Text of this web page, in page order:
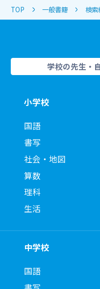
TOP 一般書籍 検
学校の先生・
小学校
国語
書写
社会・地図
算数
理科
生活
中学校
国語